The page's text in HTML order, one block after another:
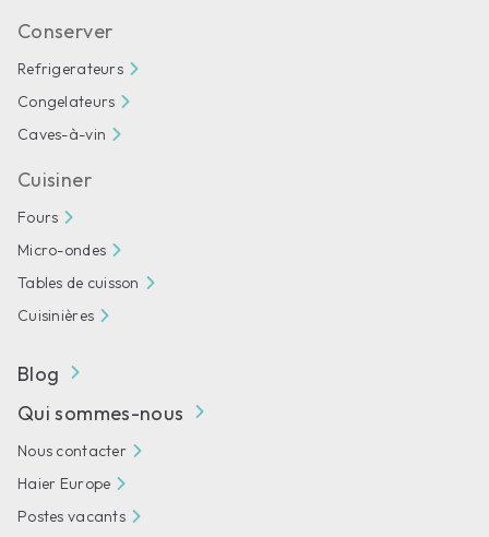
Conserver
Refrigerateurs
Congelateurs
Caves-à-vin
Cuisiner
Fours
Micro-ondes
Tables de cuisson
Cuisinières
Blog
Qui sommes-nous
Nous contacter
Haier Europe
Postes vacants